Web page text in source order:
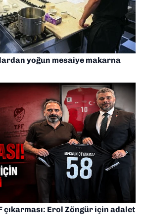
yoğun mesaiye makarna
çıkarması: Erol Zöngür için adalet